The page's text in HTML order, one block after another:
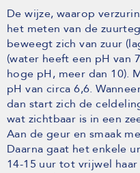
De wijze, waarop
het meten van de
beweegt zich van zuur
(water heeft een pH van
hoge pH, meer dan 10).
pH van circa 6,6.
dan start zich de
wat zichtbaar is in een
Aan de geur en smaak
Daarna gaat het enkele
14-15 uur tot vrijwel